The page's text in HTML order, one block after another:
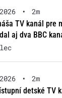
•
2m
TV kanál pre
aj dva BBC
•
2m
detské TV